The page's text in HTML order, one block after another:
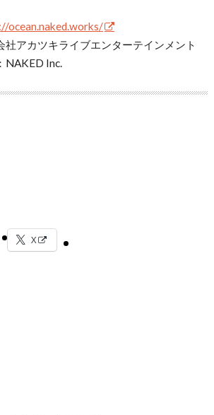
ocean.naked.works/
カツキライブエンターテインメント
NAKED Inc.
X